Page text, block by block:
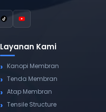
Layanan Kami
Kanopi Membran
Tenda Membran
Atap Membran
Tensile Structure